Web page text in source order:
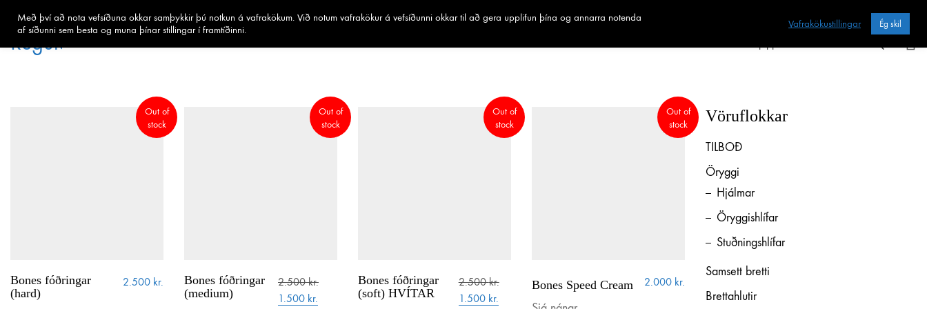
Out of
stock
Bones fóðringar
(hard)
2.500 kr.
Out of
stock
Bones fóðringar
(medium)
2.500kr.
Original
1.500 kr.
Out of
stock
Bones fóðringar
(soft) HVÍTAR
2.500kr.
Original
1.500 kr.
Out of
stock
Bones Speed Cream 2.000 kr.
Vöruflokkar
TILBOÐ
Öryggi
Hjálmar
Öryggishlífar
Stuðningshlífar
Samsett bretti
Brettahlutir
Regular ehf.
Með því að nota vefsíðuna okkar samþykkir þú notkun á vafrakökum. Við notum vafrakökur á vefsíðunni okkar til að gera upplifun þína og annarra notenda
af síðunni sem besta og muna þínar stillingar í framtíðinni.
Vafrakökustillingar Ég skil